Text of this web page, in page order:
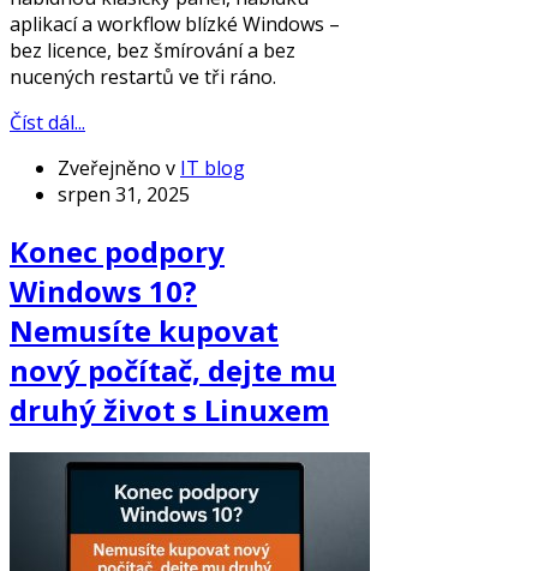
aplikací a workflow blízké Windows –
bez licence, bez šmírování a bez
nucených restartů ve tři ráno.
Číst dál...
Zveřejněno v IT blog
srpen 31, 2025
Konec podpory
Windows 10?
Nemusíte kupovat
nový počítač, dejte mu
druhý život s Linuxem